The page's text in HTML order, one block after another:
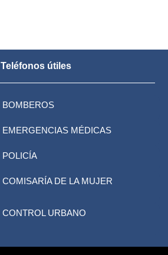
Teléfonos útiles
BOMBEROS
EMERGENCIAS MÉDICAS
POLICÍA
COMISARÍA DE LA MUJER
CONTROL URBANO